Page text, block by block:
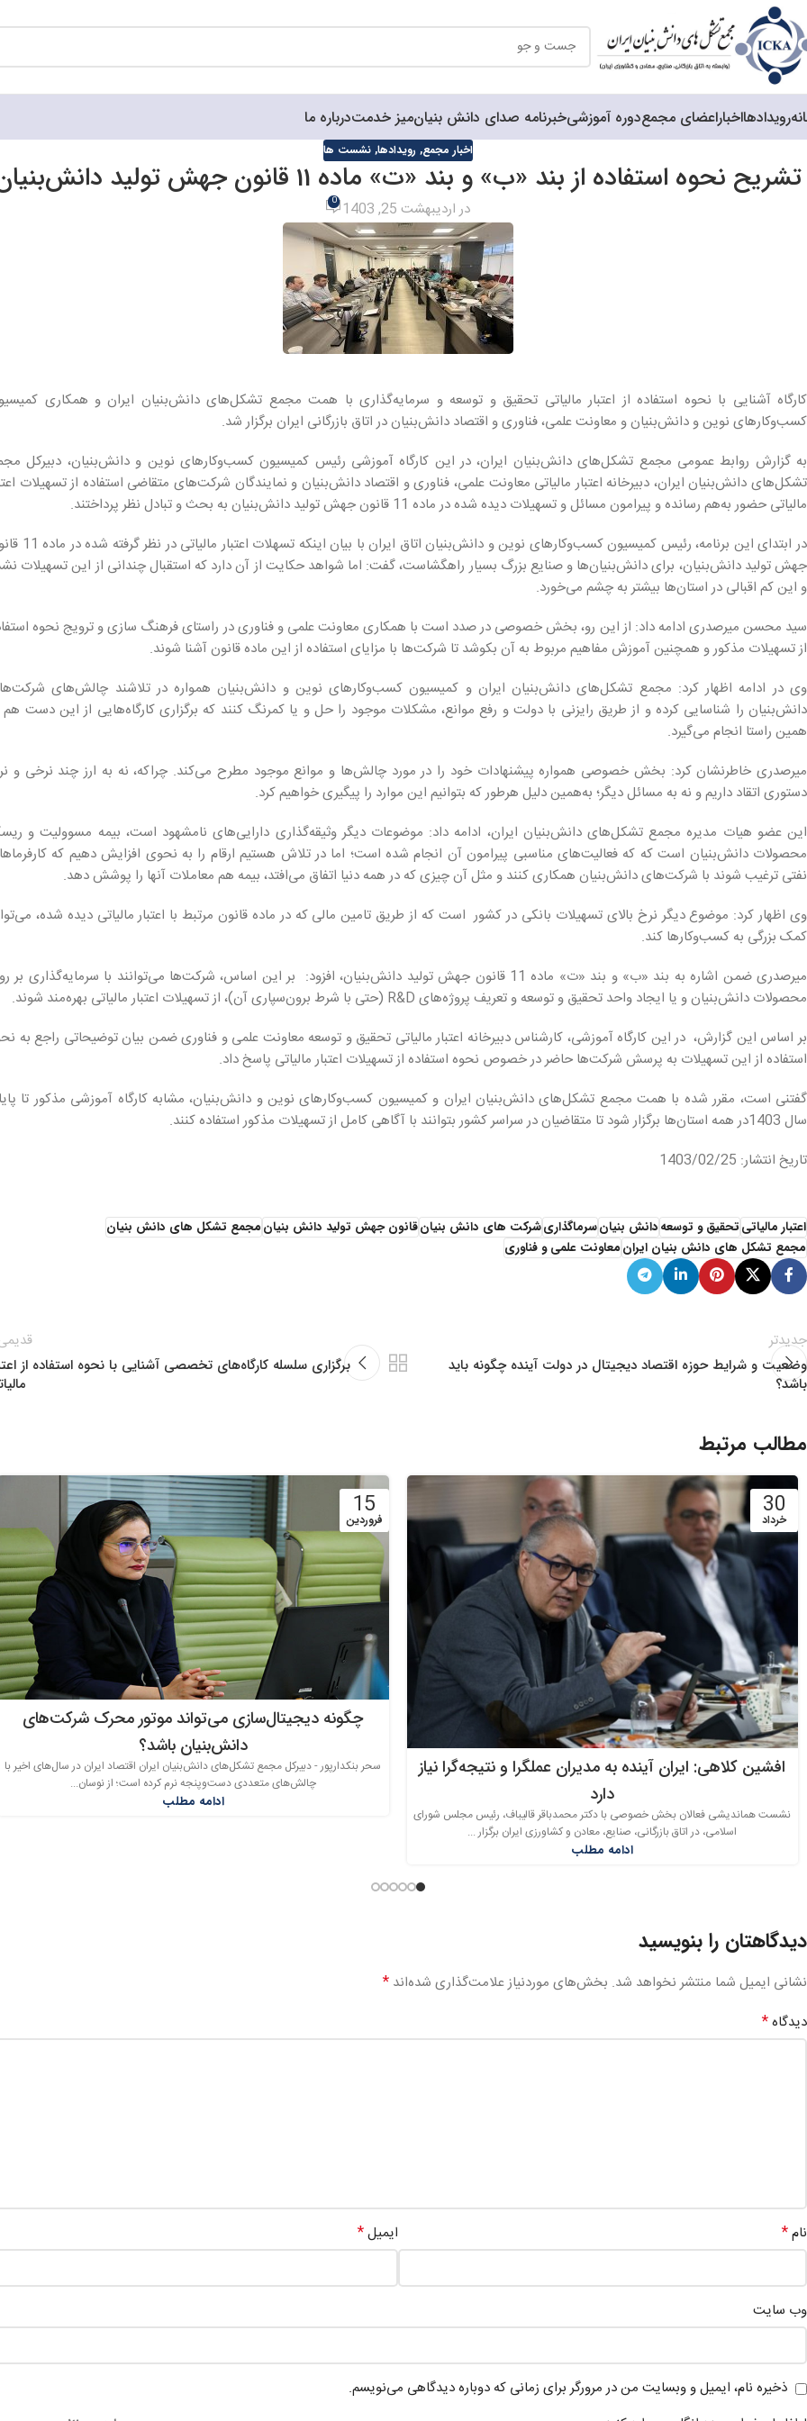
رویدادهااخباراعضای مجمعدوره آموزشیخبرنامه صدای دانش بنیانمیز خدمتدرباره ما
اخبار مجمع, رویدادها,نشست ها
تشریح نحوه استفاده از بند «ب» و بند «ت» ماده 11 قانون جهش تولید دانش‌بنیان
در اردیبهشت 25, 1403 0
کارگاه آشنایی با نحوه استفاده از اعتبار مالیاتی تحقیق و توسعه و سرمایه‌گذاری با همت مجمع تشکل‌های دانش‌بنیان ایران و همکاری
کسب‌وکارهای نوین و دانش‌بنیان و معاونت علمی، فناوری و اقتصاد دانش‌بنیان در اتاق بازرگانی ایران برگزار شد.
به گزارش روابط عمومی مجمع تشکل‌های دانش‌بنیان ایران، در این کارگاه آموزشی رئیس کمیسیون کسب‌وکارهای نوین و دانش‌بنیان، دبیرکل
تشکل‌های دانش‌بنیان ایران، دبیرخانه اعتبار مالیاتی معاونت علمی، فناوری و اقتصاد دانش‌بنیان و نمایندگان شرکت‌های متقاضی استفاده از تسهیلات
مالیاتی حضور به‌هم رسانده و پیرامون مسائل و تسهیلات دیده شده در ماده 11 قانون جهش تولید دانش‌بنیان به بحث و تبادل نظر پرداختند.
در ابتدای این برنامه، رئیس کمیسیون کسب‌وکارهای نوین و دانش‌بنیان
جهش تولید دانش‌بنیان، برای دانش‌بنیان‌ها و صنایع بزرگ بسیار راهگشاست، گفت: اما شواهد حکایت از آن دارد که استقبال چندانی از این تسهیلات
و این کم اقبالی در استان‌ها بیشتر به چشم می‌خورد.
سید محسن میرصدری ادامه داد: از این رو، بخش خصوصی در صدد است با همکاری معاونت علمی و فناوری در راستای فرهنگ سازی و ترویج نحوه
از تسهیلات مذکور و همچنین آموزش مفاهیم مربوط به آن بکوشد تا شرکت‌ها با مزایای استفاده از این ماده قانون آشنا شوند.
وی در ادامه اظهار کرد: مجمع تشکل‌های دانش‌بنیان ایران و کمیسیون کسب‌وکارهای نوین و دانش‌بنیان همواره در تلاشند چالش‌های
دانش‌بنیان را شناسایی کرده و از طریق رایزنی با دولت و رفع موانع، مشکلات موجود را حل و یا کمرنگ کنند که برگزاری کارگاه‌هایی از این دست هم
همین راستا انجام می‌گیرد.
میرصدری خاطرنشان کرد: بخش خصوصی همواره پیشنهادات خود را در مورد چالش‌ها و موانع موجود مطرح می‌کند. چراکه، نه به ارز چند نرخی و
دستوری اتقاد داریم و نه به مسائل دیگر؛ به‌همین دلیل هرطور که بتوانیم این موارد را پیگیری خواهیم کرد.
این عضو هیات مدیره مجمع تشکل‌های دانش‌بنیان ایران، ادامه داد: موضوعات دیگر وثیقه‌گذاری دارایی‌های نامشهود است، بیمه مسوولیت و
محصولات دانش‌بنیان است که که فعالیت‌های مناسبی پیرامون آن انجام شده است؛ اما در تلاش هستیم ارقام را به نحوی افزایش دهیم که
نفتی ترغیب شوند با شرکت‌های دانش‌بنیان همکاری کنند و مثل آن چیزی که در همه دنیا اتفاق می‌افتد، بیمه‌ هم معاملات آنها را پوشش دهد.
وی اظهار کرد: موضوع دیگر نرخ بالای تسهیلات بانکی در کشور است که از طریق تامین مالی که در ماده قانون مرتبط با اعتبار مالیاتی دیده شده،
کمک بزرگی به کسب‌وکارها کند.
میرصدری ضمن اشاره به بند «ب» و بند «ت» ماده 11 قانون جهش تولید دانش‌بنیان، افزود: بر این اساس، شرکت‌ها می‌توانند با سرمایه‌گذاری
محصولات دانش‌بنیان و یا ایجاد واحد تحقیق و توسعه و تعریف پروژه‌های R&D (حتی با شرط برون‌سپاری آن)، از تسهیلات اعتبار مالیاتی بهره‌مند شوند.
بر اساس این گزارش، در این کارگاه آموزشی، کارشناس دبیرخانه اعتبار مالیاتی تحقیق و توسعه معاونت علمی و فناوری ضمن بیان توضیحاتی راجع به
استفاده از این تسهیلات به پرسش شرکت‌ها حاضر در خصوص نحوه استفاده از تسهیلات اعتبار مالیاتی پاسخ داد.
گفتنی است، مقرر شده با همت مجمع تشکل‌های دانش‌بنیان ایران و کمیسیون کسب‌وکارهای نوین و دانش‌بنیان، مشابه کارگاه آموزشی مذکور تا
سال 1403در همه استان‌ها برگزار شود تا متقاضیان در سراسر کشور بتوانند با آگاهی کامل از تسهیلات مذکور استفاده کنند.
تاریخ انتشار: 1403/02/25
اعتبار مالیاتیتحقیق و توسعهدانش بنیانسرما‌گذاریشرکت های دانش بنیانقانون جهش تولید دانش بنیانمجمع تشکل های دانش بنیان
مجمع تشکل های دانش بنیان ایرانمعاونت علمی و فناوری
جدیدتر
وضعیت و شرایط حوزه اقتصاد دیجیتال در دولت آینده چگونه باید
باشد؟
برگزاری سلسله کارگاه‌های تخصصی آشنایی با نحوه استفاده از
مطالب مرتبط
30
خرداد
افشین کلاهی: ایران آینده به مدیران عملگرا و نتیجه‌گرا نیاز
دارد
نشست هماندیشی فعالان بخش خصوصی با دکتر محمدباقر قالیباف، رئیس مجلس شورای
اسلامی، در اتاق بازرگانی، صنایع، معادن و کشاورزی ایران برگزار ...
ادامه مطلب
15
فروردین
چگونه دیجیتال‌سازی می‌تواند موتور محرک شرکت‌های
دانش‌بنیان باشد؟
سحر بنکدارپور - دبیرکل مجمع تشکل‌های دانش‌بنیان ایران اقتصاد ایران در سال‌های اخیر با
چالش‌های متعددی دست‌وپنجه نرم کرده است؛ از نوسان...
ادامه مطلب
دیدگاهتان را بنویسید
نشانی ایمیل شما منتشر نخواهد شد. بخش‌های موردنیاز علامت‌گذاری شده‌اند *
دیدگاه*
نام* ایمیل*
وب‌ سایت
ذخیره نام، ایمیل و وبسایت من در مرورگر برای زمانی که دوباره دیدگاهی می‌نویسم.